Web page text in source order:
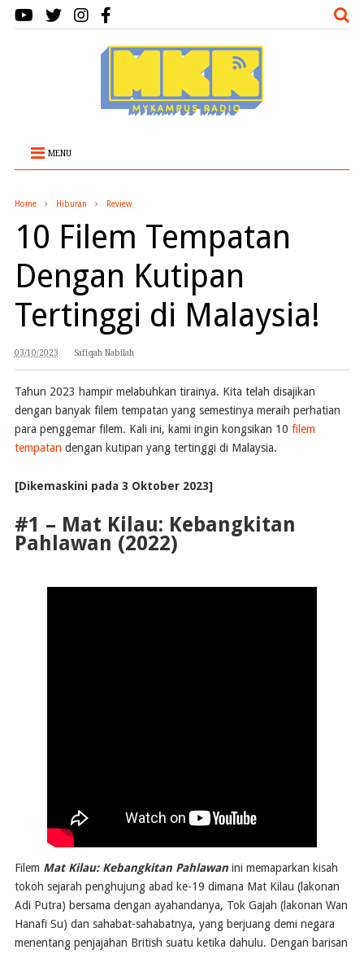
MENU
Home Hiburan Review
10 Filem Tempatan
Dengan Kutipan
Tertinggi di Malaysia!
03/10/2023 Safiqah Nabilah
Tahun 2023 hampir melabuhkan tirainya. Kita telah disajikan
dengan banyak filem tempatan yang semestinya meraih perhatian
para penggemar filem. Kali ini, kami ingin kongsikan 10 filem
tempatan dengan kutipan yang tertinggi di Malaysia.
[Dikemaskini pada 3 Oktober 2023]
#1 – Mat Kilau: Kebangkitan
Pahlawan (2022)
Filem Mat Kilau: Kebangkitan Pahlawanini memaparkan kisah
tokoh sejarah penghujung abad ke-19 dimana Mat Kilau (lakonan
Adi Putra) bersama dengan ayahandanya, Tok Gajah (lakonan Wan
Hanafi Su) dan sahabat-sahabatnya, yang berjuang demi negara
menentang penjajahan British suatu ketika dahulu. Dengan barisan